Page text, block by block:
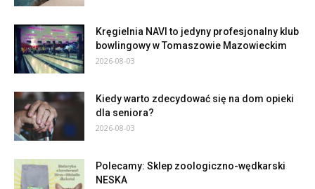
Kręgielnia NAVI to jedyny profesjonalny klub
bowlingowy w Tomaszowie Mazowieckim
2026-08-03
Kiedy warto zdecydować się na dom opieki
dla seniora?
2026-08-03
Polecamy: Sklep zoologiczno-wędkarski
NESKA